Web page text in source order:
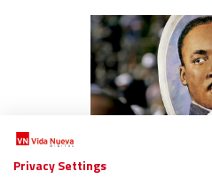
Privacy Settings